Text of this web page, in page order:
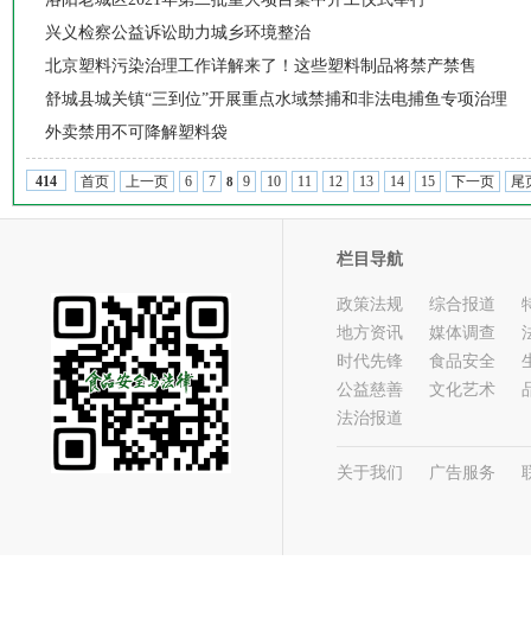
兴义检察公益诉讼助力城乡环境整治
北京塑料污染治理工作详解来了！这些塑料制品将禁产禁售
舒城县城关镇“三到位”开展重点水域禁捕和非法电捕鱼专项治理
外卖禁用不可降解塑料袋
414 首页 上一页 6 7 8 9 10 11 12 13 14 15 下一页 尾
栏目导航
政策法规 综合报道
地方资讯
媒体调查
时代先锋
食品安全
公益慈善
文化艺术
法治报道
关于我们 广告服务